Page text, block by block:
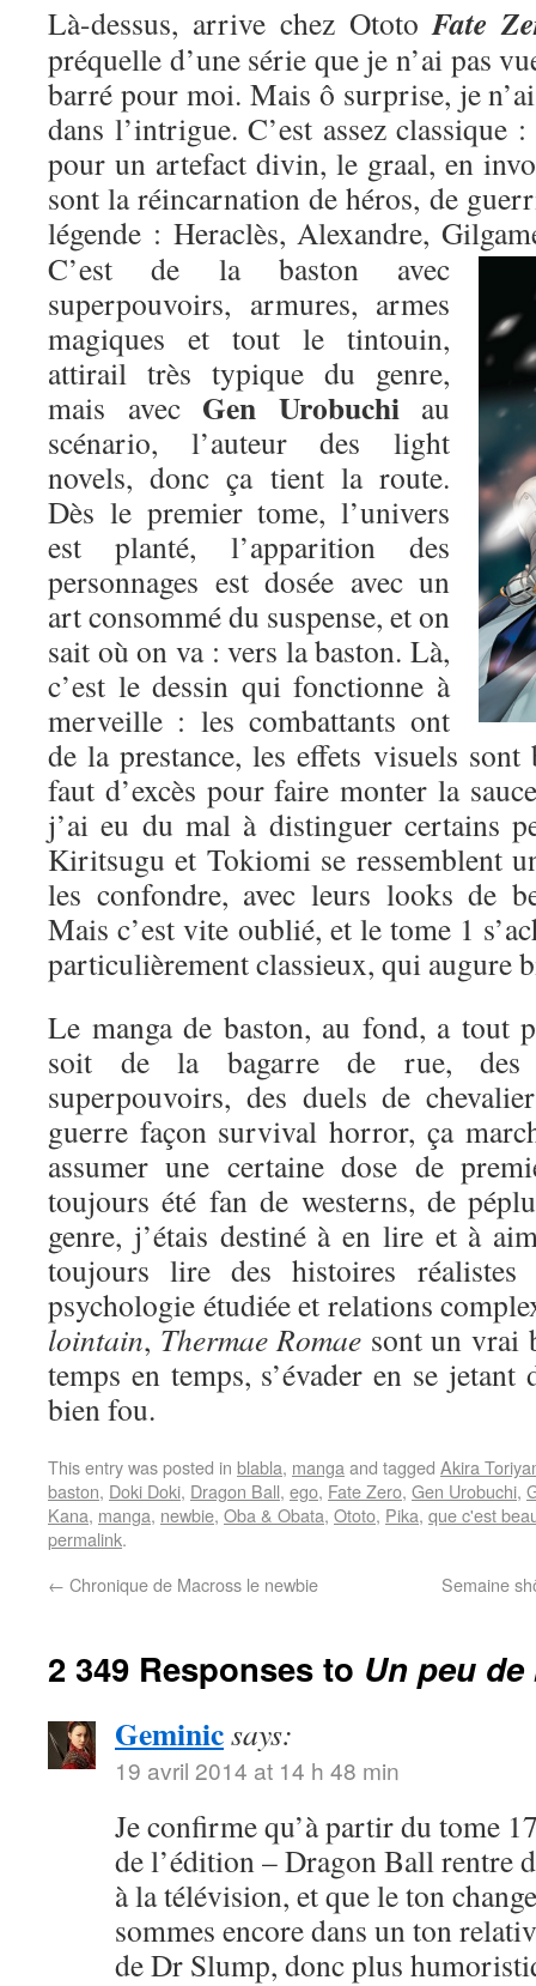
Là-dessus, arrive chez OtotoFate
préquelle d’une série que je n’ai pas
barré pour moi. Mais ô surprise, je
dans l’intrigue. C’est assez classique
pour un artefact divin, le graal, en
sont la réincarnation de héros, de
légende : Heraclès, Alexandre,
C’est de la baston avec
superpouvoirs, armures, armes
magiques et tout le tintouin,
attirail très typique du genre,
mais avec Gen Urobuchiau
scénario, l’auteur des light
novels, donc ça tient la route.
Dès le premier tome, l’univers
est planté, l’apparition des
personnages est dosée avec un
art consommé du suspense, et on
sait où on va : vers la baston. Là,
c’est le dessin qui fonctionne à
merveille : les combattants ont
de la prestance, les effets visuels sont
faut d’excès pour faire monter la
j’ai eu du mal à distinguer certains
Kiritsugu et Tokiomi se ressemblent
les confondre, avec leurs looks de
Mais c’est vite oublié, et le tome 1
particulièrement classieux, qui augure
Le manga de baston, au fond, a tout
soit de la bagarre de rue, des
superpouvoirs, des duels de
guerre façon survival horror, ça
assumer une certaine dose de
toujours été fan de westerns, de
genre, j’étais destiné à en lire et à
toujours lire des histoires
psychologie étudiée et relations
lointain, Thermae Romae sont un vrai
temps en temps, s’évader en se jetant
bien fou.
This entry was posted in blabla, manga and tagged Akira
baston, Doki Doki, Dragon Ball, ego, Fate Zero, Gen Urobuchi,
Kana, manga, newbie, Oba & Obata, Ototo, Pika, que c'est
permalink.
← Chronique de Macross le newbie Semaine
2 349 Responses to Un peu
Geminicsays:
19 avril 2014 at 14 h 48 min
Je confirme qu’à partir du tome
de l’édition – Dragon Ball rentre
à la télévision, et que le ton
sommes encore dans un ton
de Dr Slump, donc plus